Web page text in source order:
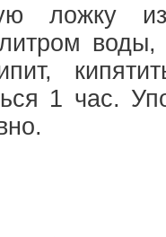
ложку
1 час.